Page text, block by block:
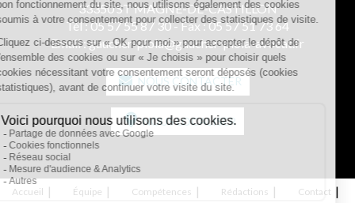
33350 ST MAGNE-DE-CASTILLON
Tél :05 57 55 87 30- Fax : 05 57 51 73 64
Email :gaucher-piola@gaucher-piola-avocat.fr
NOUS CONTACTER
NOUS LOCALISER
Accueil Équipe Compétences Rédactions Contact